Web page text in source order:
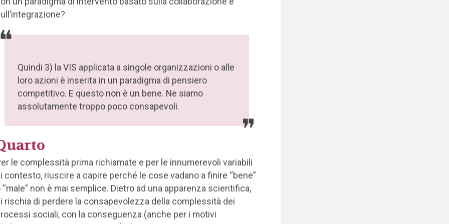
Quindi 3) la VIS applicata a singole organizzazioni o alle
loro azioni è inserita in un paradigma di pensiero
competitivo. E questo non è un bene. Ne siamo
assolutamente troppo poco consapevoli.
le complessità prima richiamate e per le innumerevoli variabili
contesto, riuscire a capire perché le cose vadano a finire “bene”
“male” non è mai semplice. Dietro ad una apparenza scientifica,
rischia di perdere la consapevolezza della complessità dei
sociali, con la conseguenza (anche per i motivi